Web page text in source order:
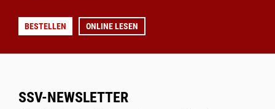
BESTELLEN ONLINE LESEN
SSV-NEWSLETTER